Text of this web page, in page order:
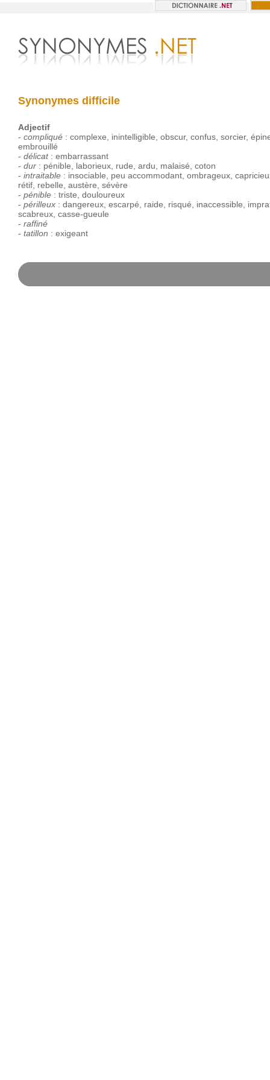
Synonymes difficile
Adjectif
- compliqué: complexe inintelligible obscur, confus, sorcier,
embrouillé
- délicat: embarrassant
- dur: pénible laborieux, rude ardu malaisé coton
- intraitable: insociable peu accommodant, ombrageux,
rétif, rebelle austère sévère
- pénible: triste douloureux
- périlleux: dangereux, escarpé raide risqué inaccessible
scabreux, casse-gueule
- raffiné
- tatillon : exigeant